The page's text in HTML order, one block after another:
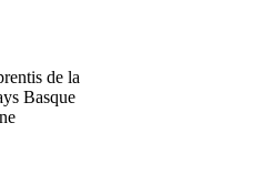
de la
Basque